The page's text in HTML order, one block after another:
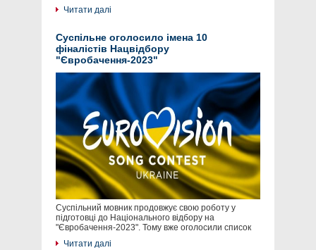
Читати далі
Суспільне оголосило імена 10
фіналістів Нацвідбору
"Євробачення-2023"
Суспільний мовник продовжує свою роботу у
підготовці до Національного відбору на
"Євробачення-2023". Тому вже оголосили список
Читати далі